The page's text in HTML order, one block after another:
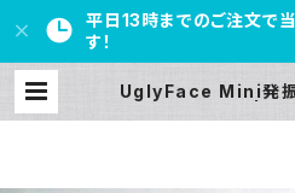
平日13時までのご注文で
す！
UglyFace Mini発